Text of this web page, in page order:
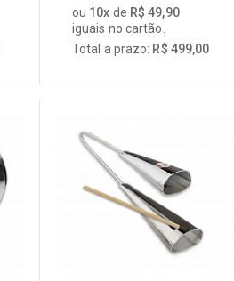
ou 10x de R$ 49,90
iguais no cartão.
Total a prazo: R$ 499,00